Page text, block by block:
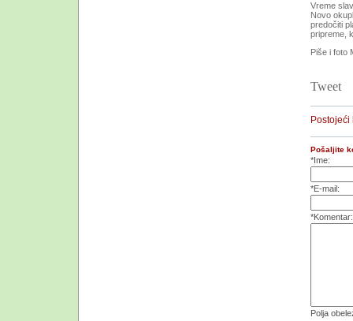
Vreme
Novo
predočiti
pripreme,
Piše i foto
Tweet
Postojeći
Pošaljite
*Ime:
*E-mail:
*Komentar:
Polja